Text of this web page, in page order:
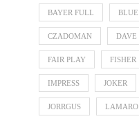
BAYER FULL
CZADOMAN DAVE
FAIR PLAY FISHER
IMPRESS JOKER
JORRGUS LAMARO